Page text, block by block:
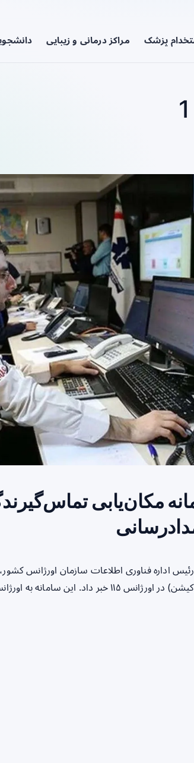
پزشک مراکز درمانی و زیبایی
اداره فناوری اطلاعات سازمان اورژانس کشور،
تماس‌گیرندگان (سرویس لوکیشن) در اورژانس ۱۱۵